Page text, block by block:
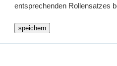
entsprechenden Rollensatzes